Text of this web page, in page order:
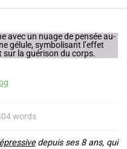
words
depuis ses 8 ans, qui